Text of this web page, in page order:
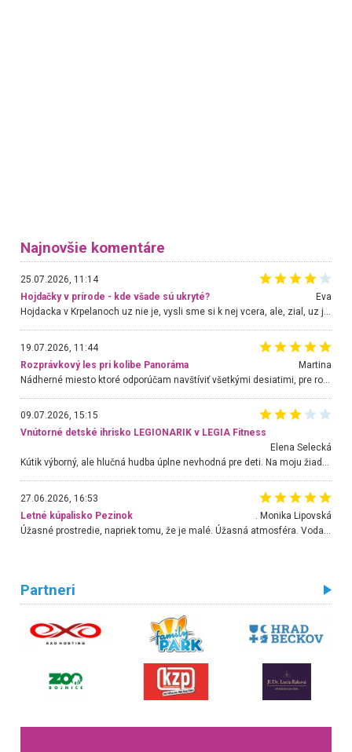
Najnovšie komentáre
25.07.2026, 11:14
Hojdačky v prírode - kde všade sú ukryté?
Eva
Hojdacka v Krpelanoch uz nie je, vysli sme si k nej vcera, ale, zial, uz je znicena. Ak sem planujete cestu len kvoli hojdacke, mozete si ju usetrit. Krasny vyhlad je tu vsak aj bez hojdacky :-)
19.07.2026, 11:44
Rozprávkový les pri kolibe Panoráma
Martina
Nádherné miesto ktoré odporúčam navštíviť všetkými desiatimi, pre rodiny s deťmi, dôchodcom... Proste a jednoducho ozaj rozprávkový les.. určite ešte prídeme. Odniesli sme si na pamiatku krásne tričká,
09.07.2026, 15:15
Vnútorné detské ihrisko LEGIONARIK v LEGIA Fitness
Elena Selecká
Kútik výborný, ale hlučná hudba úplne nevhodná pre deti. Na moju žiadosť o aspoň sušenie nereagovali.
27.06.2026, 16:53
Letné kúpalisko Pezinok
. Monika Lipovská
Úžasné prostredie, napriek tomu, že je malé. Úžasná atmosféra. Voda fantastická a nádherná. Ľudí je pomerne veľa, ale su mili a ohľaduplní. Je veľmi zaujímavé sledovať, ako dokážu spolu športovať cudzí ľudia a bez ohľadu na vek. Vládne tu pohoda. Vnuka neviem dostať z vody. Ďakujem za krásny deň . Urcite sa sem vrátim. Jediný problém je s parkovaním, ale aj ten sa mi podarilo vyriešiť. Monika Bratislava
Partneri